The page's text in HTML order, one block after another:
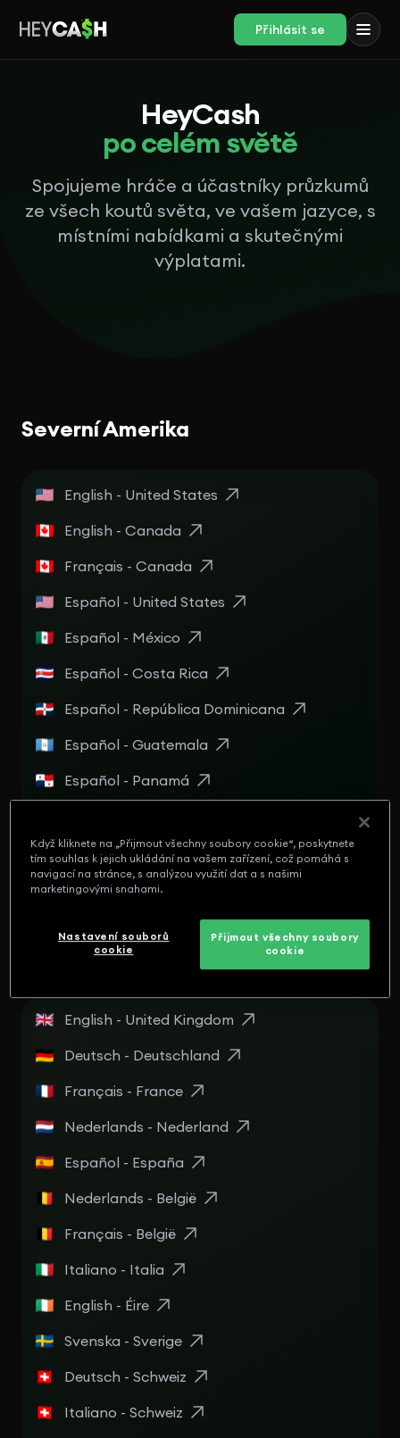
Přihlásit se
HeyCash
po celém světě
Spojujeme hráče a účastníky průzkumů
ze všech koutů světa, ve vašem jazyce, s
místními nabídkami a skutečnými
výplatami.
Severní Amerika
English - United States
English - Canada
Français - Canada
Español - United States
Español - México
Español - Costa Rica
Español - República Dominicana
Español - Guatemala
Español - Panamá
Español - Puerto Rico
English - Puerto Rico
English - United Kingdom
Deutsch - Deutschland
Français - France
Nederlands - Nederland
Español - España
Nederlands - België
Français - België
Italiano - Italia
English - Éire
Svenska - Sverige
Deutsch - Schweiz
Italiano - Schweiz
Když kliknete na „Přijmout všechny soubory cookie“, poskytnete
tím souhlas k jejich ukládání na vašem zařízení, což pomáhá s
navigací na stránce, s analýzou využití dat a s našimi
marketingovými snahami.
Přijmout všechny soubory
cookie
Nastavení souborů
cookie